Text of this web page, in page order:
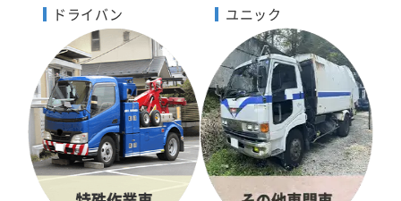
ドライバン
ユニック